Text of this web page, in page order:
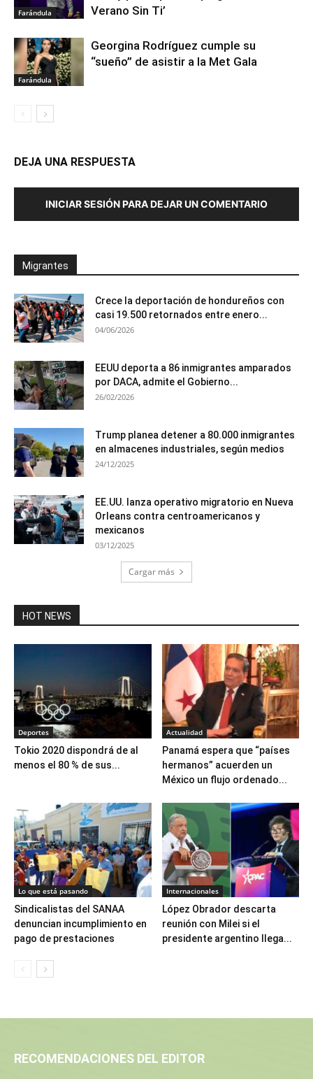
Farándula
Verano Sin Ti’
Farándula
Georgina Rodríguez cumple su
“sueño” de asistir a la Met Gala
DEJA UNA RESPUESTA
INICIAR SESIÓN PARA DEJAR UN COMENTARIO
Migrantes
Crece la deportación de hondureños con
casi 19.500 retornados entre enero...
04/06/2026
EEUU deporta a 86 inmigrantes amparados
por DACA, admite el Gobierno...
26/02/2026
Trump planea detener a 80.000 inmigrantes
en almacenes industriales, según medios
24/12/2025
EE.UU. lanza operativo migratorio en Nueva
Orleans contra centroamericanos y
mexicanos
03/12/2025
Cargar más
HOT NEWS
Deportes
Tokio 2020 dispondrá de al
menos el 80 % de sus...
Actualidad
Panamá espera que “países
hermanos” acuerden un
México un flujo ordenado...
Lo que está pasando
Sindicalistas del SANAA
denuncian incumplimiento en
pago de prestaciones
Internacionales
López Obrador descarta
reunión con Milei si el
presidente argentino llega...
RECOMENDACIONES DEL EDITOR